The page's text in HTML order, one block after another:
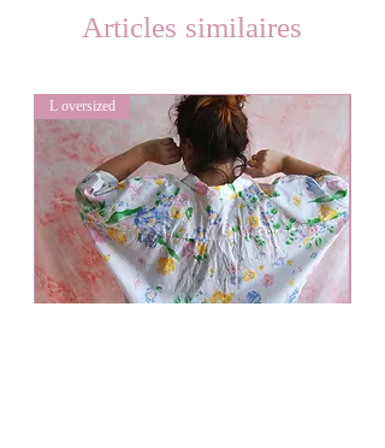
Articles similaires
L oversized